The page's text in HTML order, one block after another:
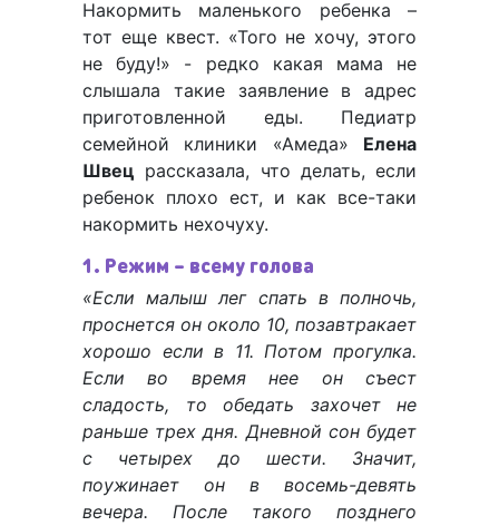
Накормить маленького ребенка –
тот еще квест. «Того не хочу, этого
не буду!» - редко какая мама не
слышала такие заявление в адрес
приготовленной еды. Педиатр
семейной клиники «Амеда» Елена
Швец рассказала, что делать, если
ребенок плохо ест, и как все-таки
накормить нехочуху.
1. Режим – всему голова
«Если малыш лег спать в полночь,
проснется он около 10, позавтракает
хорошо если в 11. Потом прогулка.
Если во время нее он съест
сладость, то обедать захочет не
раньше трех дня. Дневной сон будет
с четырех до шести. Значит,
поужинает он в восемь-девять
вечера. После такого позднего